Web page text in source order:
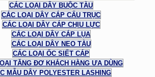
CÁC LOẠI DÂY BUỘC TÀU
CÁC LOẠI DÂY CÁP CẨU TRỤC
CÁC LOẠI DÂY CÁP CHỊU LỰC
CÁC LOẠI DÂY CÁP LỤA
CÁC LOẠI DÂY NEO TÀU
CÁC LOẠI ỐC SIẾT CÁP
TĂNG ĐƠ KHÁCH HÀNG ƯA DÙNG
MẪU DÂY POLYESTER LASHING